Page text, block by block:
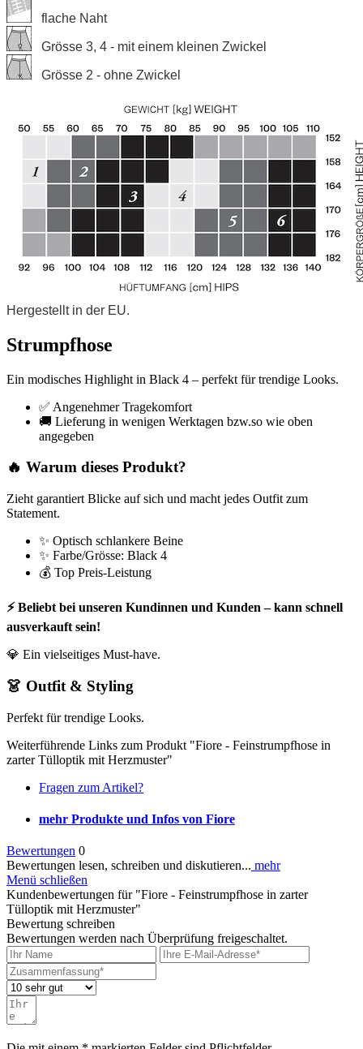
flache Naht
Grösse 3, 4 - mit einem kleinen Zwickel
Grösse 2 - ohne Zwickel
Hergestellt in der EU.
Strumpfhose
Ein modisches Highlight in Black 4 – perfekt für trendige Looks.
✅ Angenehmer Tragekomfort
🚚 Lieferung in wenigen Werktagen bzw.so wie oben
angegeben
🔥 Warum dieses Produkt?
Zieht garantiert Blicke auf sich und macht jedes Outfit zum
Statement.
✨ Optisch schlankere Beine
✨ Farbe/Grösse: Black 4
💰 Top Preis-Leistung
⚡ Beliebt bei unseren Kundinnen und Kunden – kann schnell
ausverkauft sein!
💎 Ein vielseitiges Must-have.
👗 Outfit & Styling
Perfekt für trendige Looks.
Weiterführende Links zum Produkt "Fiore - Feinstrumpfhose in
zarter Tülloptik mit Herzmuster"
Fragen zum Artikel?
mehr Produkte und Infos von Fiore
Bewertungen 0
Bewertungen lesen, schreiben und diskutieren... mehr
Menü schließen
Kundenbewertungen für "Fiore - Feinstrumpfhose in zarter
Tülloptik mit Herzmuster"
Bewertung schreiben
Bewertungen werden nach Überprüfung freigeschaltet.